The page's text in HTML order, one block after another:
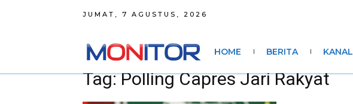
JUMAT, 7 AGUSTUS, 2026
HOME BERITA KANAL
Tag: Polling Capres Jari Rakyat